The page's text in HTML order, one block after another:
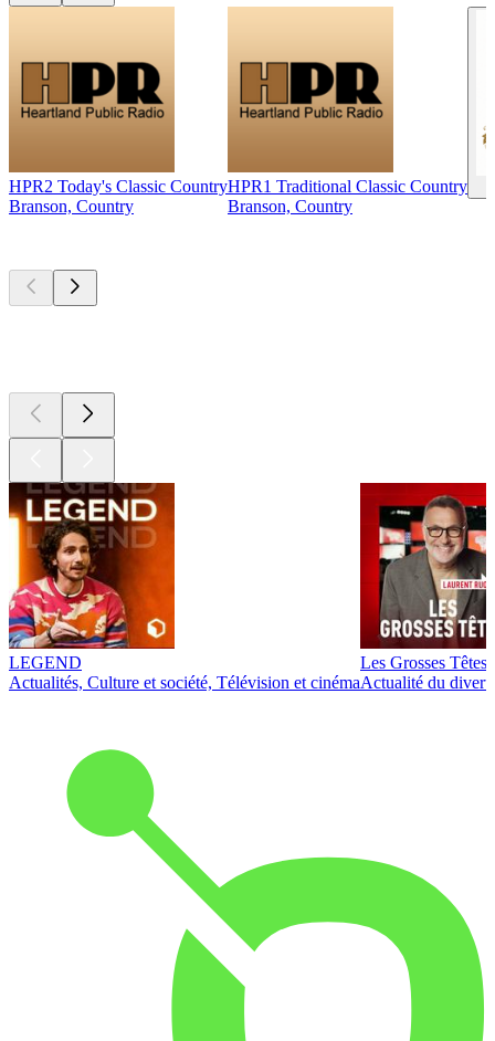
HPR2 Today's Classic Country
Branson, Country
HPR1 Traditional Classic Country
Branson, Country
LEGEND
Actualités, Culture et société, Télévision et cinéma
Les Grosses Têtes
Actualité du